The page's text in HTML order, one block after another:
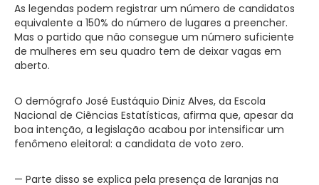
As legendas podem registrar um número de candidatos
equivalente a 150% do número de lugares a preencher.
Mas o partido que não consegue um número suficiente
de mulheres em seu quadro tem de deixar vagas em
aberto.
O demógrafo José Eustáquio Diniz Alves, da Escola
Nacional de Ciências Estatísticas, afirma que, apesar da
boa intenção, a legislação acabou por intensificar um
fenômeno eleitoral: a candidata de voto zero.
— Parte disso se explica pela presença de laranjas na